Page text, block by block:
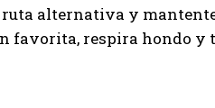
ruta alternativa y
favorita, respira hondo y